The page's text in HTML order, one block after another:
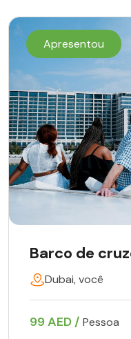
Apresentou
Barco de
Dubai, você
99 AED / Pessoa